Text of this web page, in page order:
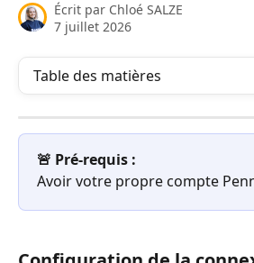
Écrit par Chloé SALZE
7 juillet 2026
Table des matières
🚨 Pré-requis :
Avoir votre propre compte